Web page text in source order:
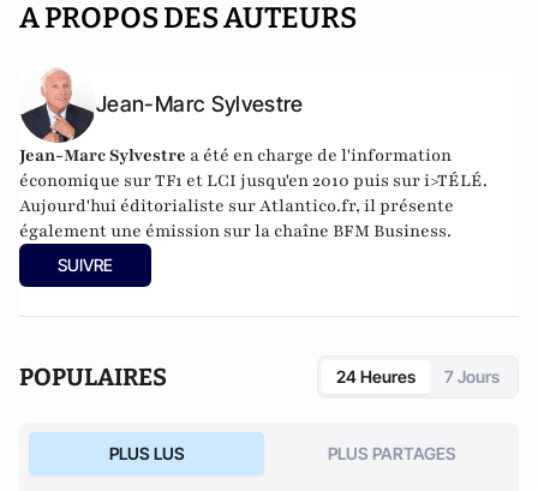
A PROPOS DES AUTEURS
Jean-Marc Sylvestre
Jean-Marc Sylvestre a été en charge de l'information
économique sur TF1 et LCI jusqu'en 2010 puis sur i>TÉLÉ.
Aujourd'hui éditorialiste sur Atlantico.fr, il présente
également une émission sur la chaîne BFM Business.
SUIVRE
POPULAIRES 24 Heures 7 Jours
PLUS LUS PLUS PARTAGES